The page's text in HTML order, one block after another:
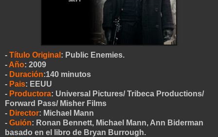
- Título Original : Public Enemies.
- Año: 2009
- Duración:140 minutos
- Pais: EEUU
- Productora: Universal Pictures/ Tribeca Productions/
Forward Pass/ Misher Films
- Director: Michael Mann
- Guión: Ronan Bennett, Michael Mann, Ann Biderman
basado en el libro de Bryan Burrough.